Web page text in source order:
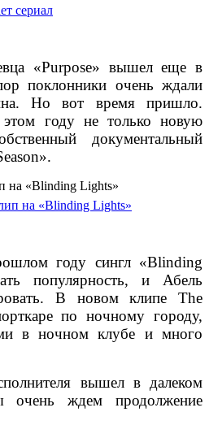
«Purpose» вышел еще в
поклонники очень ждали
Но вот время пришло.
году не только новую
документальный
на «Blinding Lights»
году сингл «Blinding
популярность, и Абель
В новом клипе The
по ночному городу,
в ночном клубе и много
вышел в далеком
ждем продолжение